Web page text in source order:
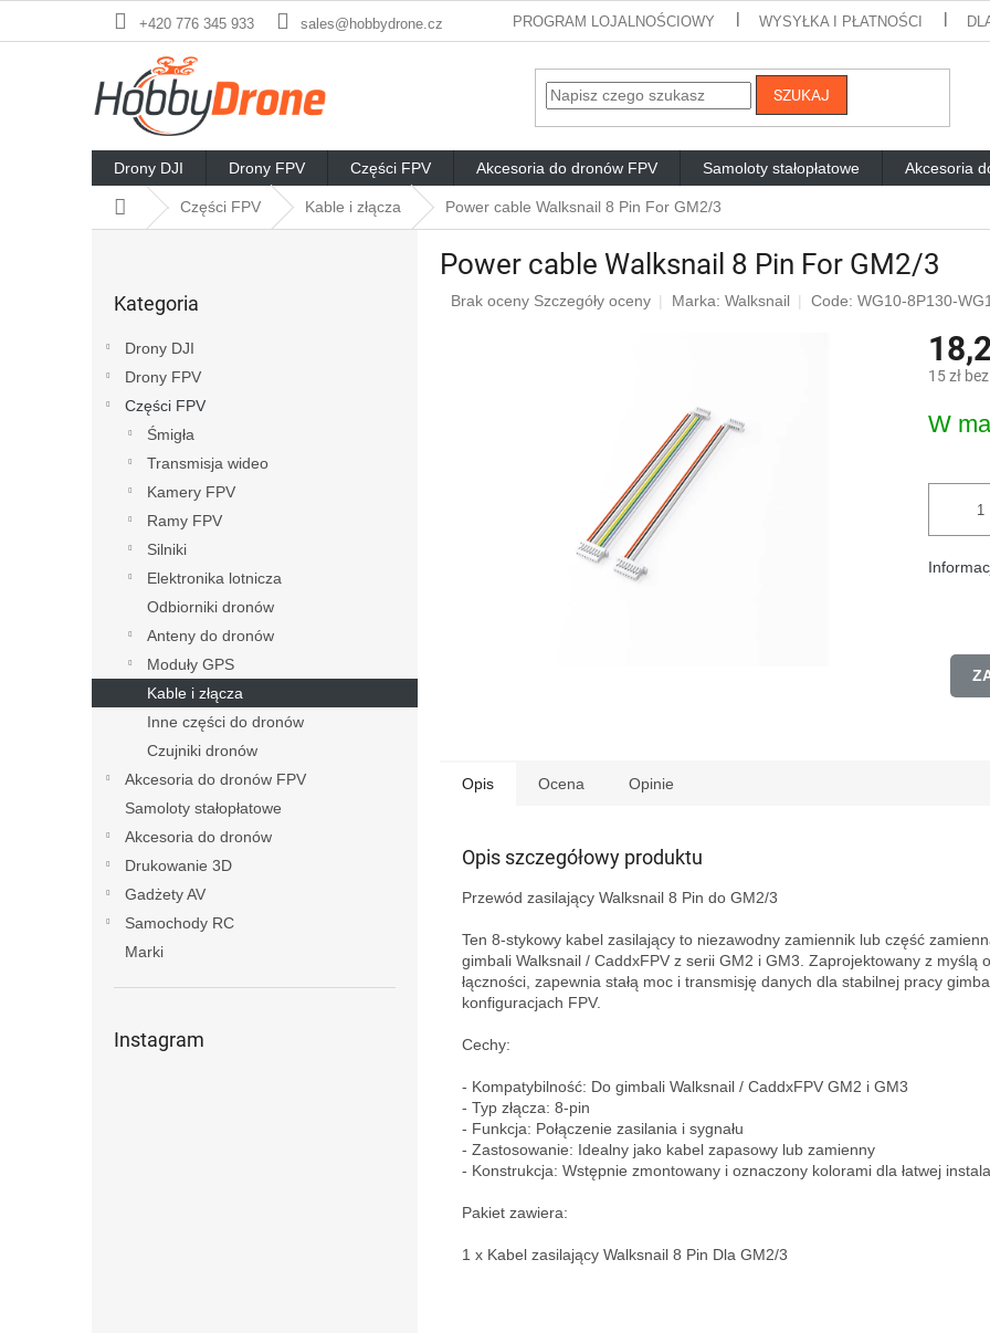
+420 776 345 933 sales@hobbydrone.cz PROGRAM LOJALNOŚCIOWY WYSYŁKA I PŁATNOŚCI
SZUKAJ
Drony DJI Drony FPV Części FPV Akcesoria do dronów FPV Samoloty stałopłatowe Akcesoria
Home Części FPV Kable i złącza Power cable Walksnail 8 Pin For GM2/3
kategorie
Kategoria
Drony DJI
Drony FPV
Części FPV
Śmigła
Transmisja wideo
Kamery FPV
Ramy FPV
Silniki
Elektronika lotnicza
Odbiorniki dronów
Anteny do dronów
Moduły GPS
Kable i złącza
Inne części do dronów
Czujniki dronów
Akcesoria do dronów FPV
Samoloty stałopłatowe
Akcesoria do dronów
Drukowanie 3D
Gadżety AV
Samochody RC
Marki
Instagram
Power cable Walksnail 8 Pin For GM2/3
Średnia
Brak oceny Szczegóły oceny Marka: Walksnail Code: WG10-8P130-
15 zł
W
Opis Ocena Opinie
Opis szczegółowy produktu
Przewód zasilający Walksnail 8 Pin do GM2/3
Ten 8-stykowy kabel zasilający to niezawodny zamiennik lub część
gimbali Walksnail / CaddxFPV z serii GM2 i GM3. Zaprojektowany z myślą
łączności, zapewnia stałą moc i transmisję danych dla stabilnej pracy
konfiguracjach FPV.
Cechy:
- Kompatybilność: Do gimbali Walksnail / CaddxFPV GM2 i GM3
- Typ złącza: 8-pin
- Funkcja: Połączenie zasilania i sygnału
- Zastosowanie: Idealny jako kabel zapasowy lub zamienny
- Konstrukcja: Wstępnie zmontowany i oznaczony kolorami dla łatwej
Pakiet zawiera:
1 x Kabel zasilający Walksnail 8 Pin Dla GM2/3